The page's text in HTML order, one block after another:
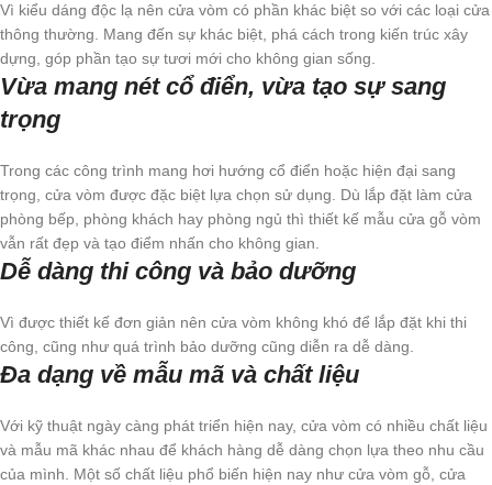
Vì kiểu dáng độc lạ nên cửa vòm có phần khác biệt so với các loại cửa
thông thường. Mang đến sự khác biệt, phá cách trong kiến trúc xây
dựng, góp phần tạo sự tươi mới cho không gian sống.
Vừa mang nét cổ điển, vừa tạo sự sang
trọng
Trong các công trình mang hơi hướng cổ điển hoặc hiện đại sang
trọng, cửa vòm được đặc biệt lựa chọn sử dụng. Dù lắp đặt làm cửa
phòng bếp, phòng khách hay phòng ngủ thì thiết kế mẫu cửa gỗ vòm
vẫn rất đẹp và tạo điểm nhấn cho không gian.
Dễ dàng thi công và bảo dưỡng
Vì được thiết kế đơn giản nên cửa vòm không khó để lắp đặt khi thi
công, cũng như quá trình bảo dưỡng cũng diễn ra dễ dàng.
Đa dạng về mẫu mã và chất liệu
Với kỹ thuật ngày càng phát triển hiện nay, cửa vòm có nhiều chất liệu
và mẫu mã khác nhau để khách hàng dễ dàng chọn lựa theo nhu cầu
của mình. Một số chất liệu phổ biến hiện nay như cửa vòm gỗ, cửa